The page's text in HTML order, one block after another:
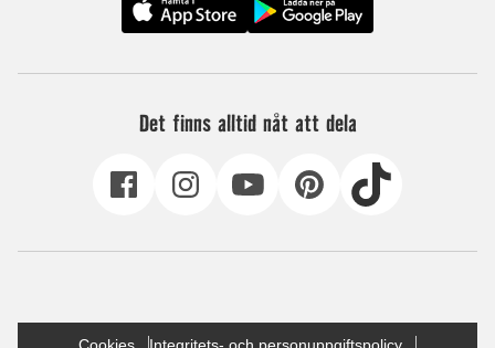
Det finns alltid nåt att dela